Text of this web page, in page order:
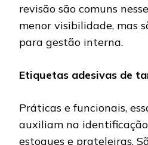
revisão são comuns
menor visibilidade, mas
para gestão interna.
Etiquetas adesivas de
Práticas e funcionais,
auxiliam na
estoques e prateleiras.